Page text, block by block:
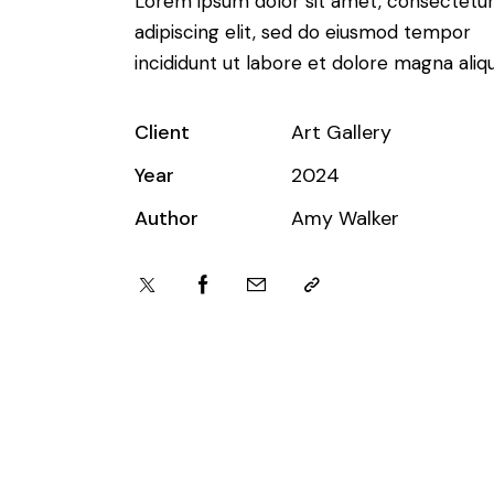
adipiscing elit, sed do eiusmod tempor
incididunt ut labore et dolore magna
Client
Art Gallery
Year
2024
Author
Amy Walker